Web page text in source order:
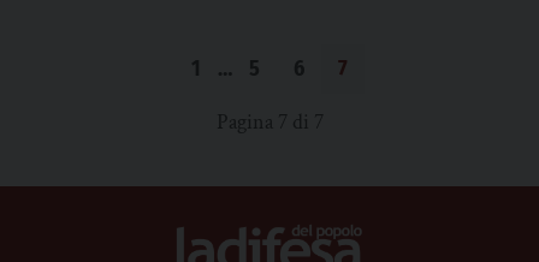
1 … 5 6 7
Pagina 7 di 7